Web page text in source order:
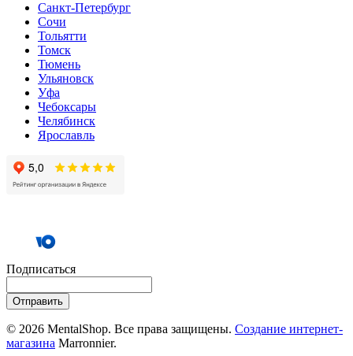
Санкт-Петербург
Сочи
Тольятти
Томск
Тюмень
Ульяновск
Уфа
Чебоксары
Челябинск
Ярославль
Подписаться
Отправить
© 2026 MentalShop. Все права защищены. Создание интернет-
магазина Marronnier.